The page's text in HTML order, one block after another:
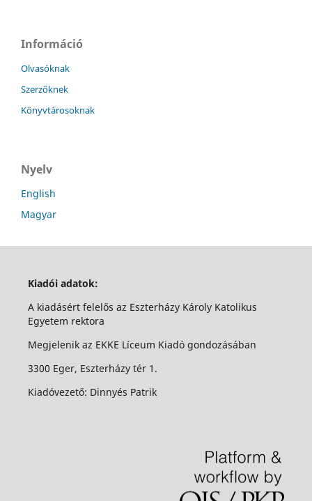
Információ
Olvasóknak
Szerzőknek
Könyvtárosoknak
Nyelv
English
Magyar
Kiadói adatok:
A kiadásért felelős az Eszterházy Károly Katolikus
Egyetem rektora
Megjelenik az EKKE Líceum Kiadó gondozásában
3300 Eger, Eszterházy tér 1.
Kiadóvezető: Dinnyés Patrik